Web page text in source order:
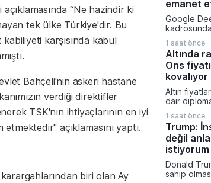
“Ne hazindir ki
tek ülke Türkiye'dir. Bu
karşısında kabul
Bahçeli'nin askeri hastane
verdiği direktifler
TSK'nın ihtiyaçlarının en iyi
açıklamasını yaptı.
biri olan Ay
fabrikalara,
23 farklı
bedelleri
emanet
Google
insanı
kıdemli
atadı.
Sundar
duyurulan
birlikte
geliştirme
1 saat önce
Altında
Ons
kovalıyor
Altın
dair
yükselişini
taşıyarak
ulaştı. Spot
4.265
ederken
ABD'den
verilerine
1 saat önce
Trump:
değil
istiyorum
Donald
sahip